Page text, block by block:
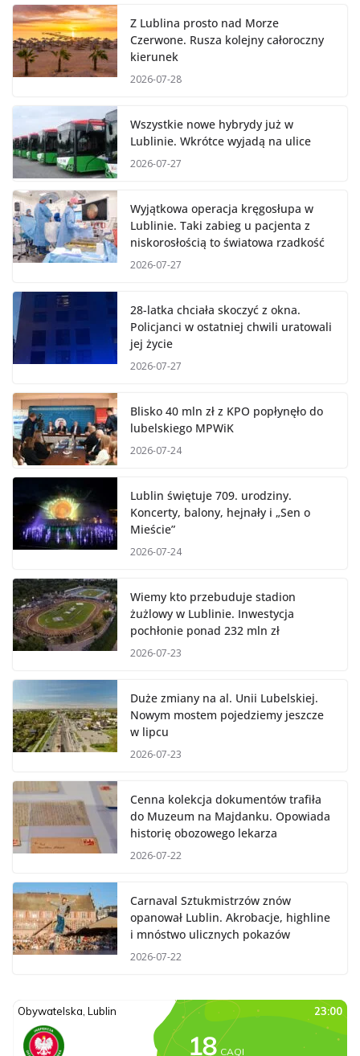
Z Lublina prosto nad Morze
Czerwone. Rusza kolejny całoroczny
kierunek
2026-07-28
Wszystkie nowe hybrydy już w
Lublinie. Wkrótce wyjadą na ulice
2026-07-27
Wyjątkowa operacja kręgosłupa w
Lublinie. Taki zabieg u pacjenta z
niskorosłością to światowa rzadkość
2026-07-27
28-latka chciała skoczyć z okna.
Policjanci w ostatniej chwili uratowali
jej życie
2026-07-27
Blisko 40 mln zł z KPO popłynęło do
lubelskiego MPWiK
2026-07-24
Lublin świętuje 709. urodziny.
Koncerty, balony, hejnały i „Sen o
Mieście”
2026-07-24
Wiemy kto przebuduje stadion
żużlowy w Lublinie. Inwestycja
pochłonie ponad 232 mln zł
2026-07-23
Duże zmiany na al. Unii Lubelskiej.
Nowym mostem pojedziemy jeszcze
w lipcu
2026-07-23
Cenna kolekcja dokumentów trafiła
do Muzeum na Majdanku. Opowiada
historię obozowego lekarza
2026-07-22
Carnaval Sztukmistrzów znów
opanował Lublin. Akrobacje, highline
i mnóstwo ulicznych pokazów
2026-07-22